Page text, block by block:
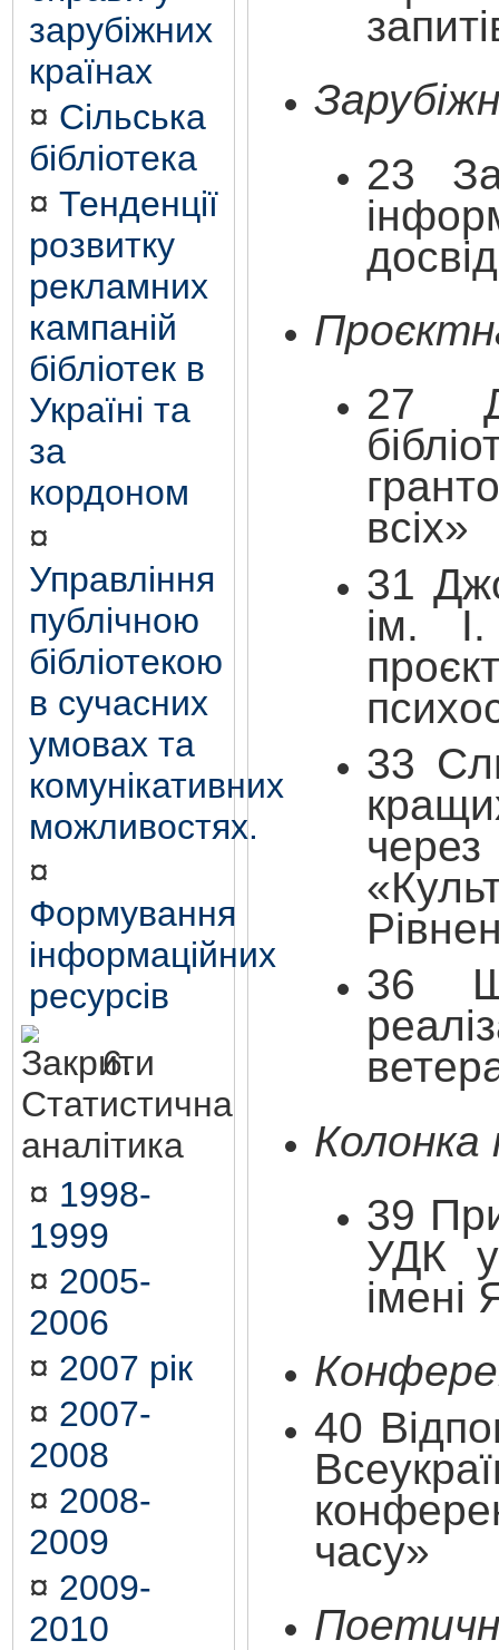
зарубіжних
країнах
¤ Сільська
бібліотека
¤ Тенденції
розвитку
рекламних
кампаній
бібліотек в
Україні та
за
кордоном
¤
Управління
публічною
бібліотекою
в сучасних
умовах та
комунікативних
можливостях.
¤
Формування
інформаційних
ресурсів
6.
Статистична
аналітика
¤ 1998-
1999
¤ 2005-
2006
¤ 2007 рік
¤ 2007-
2008
¤ 2008-
2009
¤ 2009-
2010
23
27
всіх»
31
ім.
33
36
Колонка
39
УДК у
імені
40
часу»